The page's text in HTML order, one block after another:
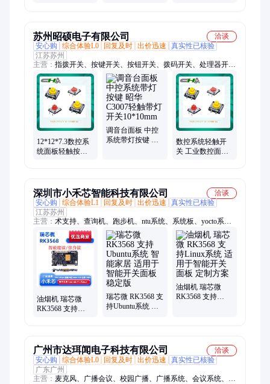
苏州昭硕电子有限公司
洽谈
安心购
综合体验L0 回复及时 出价迅速
真实性已核验
江苏苏州
主营： 指拨开关、按键开关、按钮开关、拨码开关、处理器开
关、工业遥控器、遥控器防水
12*12*7.3数控系
统面板轻触按键
调音台面板 中控
系统带灯按键 昭
数控系统轻触开
关 工业数控面板
深圳市小禾芯智能科技有限公司
洽谈
安心购
综合体验L1 回复及时 出价迅速
真实性已核验
江苏苏州
主营： 术支持、查询机、跑步机、ntu系统、系统板、yocto系
统、量产板、健身镜、开发板、机器人、检测仪、广告机、访客
机、方案板、工控板、显瑞芯、洗地机、云终端、人脸识、油烟
机、核心板、终端主板、智能家居、安卓主板、智能工控
油烟机 瑞芯微
RK3568 支持
瑞芯微 RK3568 支
持Ubuntu系统 智
油烟机 瑞芯微
RK3568 支持
广州市达珥闻电子科技有限公司
洽谈
安心购
综合体验L0 回复及时 出价迅速
真实性已核验
广东广州
主营： 麦克风、广播会议、校园广播、广播系统、会议系统、会